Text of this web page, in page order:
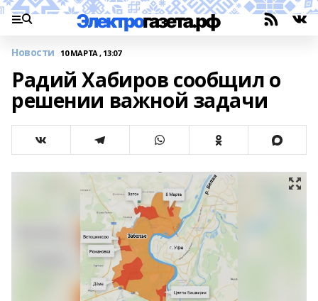
Новости 10 МАРТА , 13:07
Радий Хабиров сообщил о
решении важной задачи